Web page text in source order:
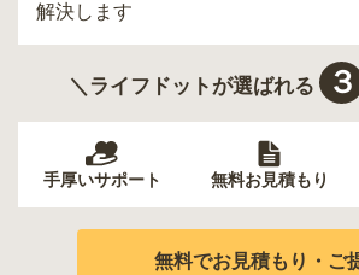
解決します
＼ライフドットが選ばれる ３
手厚いサポート 無料お見積もり
無料でお見積もり・ご